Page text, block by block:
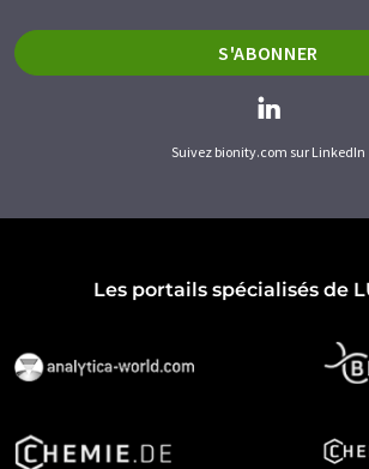
S'ABONNER
Suivez bionity.com sur LinkedIn
Les portails spécialisés de